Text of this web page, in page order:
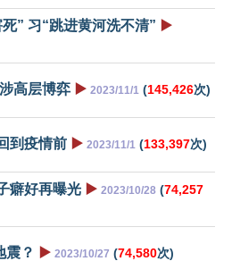
” 习“跳进黄河洗不清” ▶️
高层博弈 ▶️ 2023/11/1 (145,426次)
到疫情前 ▶️ 2023/11/1 (133,397次)
癖好再曝光 ▶️ 2023/10/28 (74,257
震？ ▶️ 2023/10/27 (74,580次)